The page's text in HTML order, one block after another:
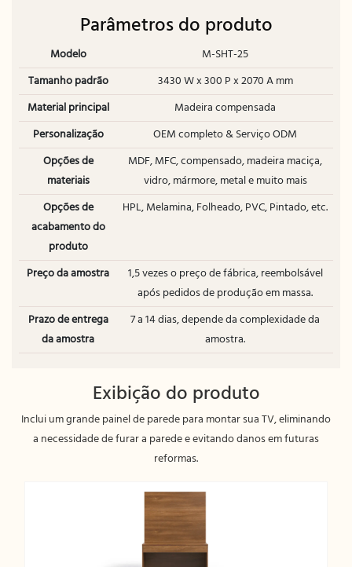
Parâmetros do produto
Modelo
M-SHT-25
Tamanho padrão
3430 W x 300 P x 2070 A mm
Material principal
Madeira compensada
Personalização
OEM completo & Serviço ODM
Opções de
materiais
MDF, MFC, compensado, madeira maciça,
vidro, mármore, metal e muito mais
Opções de
acabamento do
produto
HPL, Melamina, Folheado, PVC, Pintado, etc.
Preço da amostra
1,5 vezes o preço de fábrica, reembolsável
após pedidos de produção em massa.
Prazo de entrega
da amostra
7 a 14 dias, depende da complexidade da
amostra.
Exibição do produto
Inclui um grande painel de parede para montar sua TV, eliminando
a necessidade de furar a parede e evitando danos em futuras
reformas.